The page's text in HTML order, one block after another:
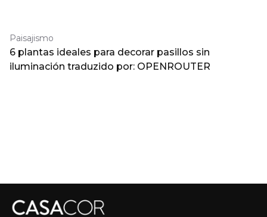
Paisajismo
6 plantas ideales para decorar pasillos sin
iluminación traduzido por: OPENROUTER